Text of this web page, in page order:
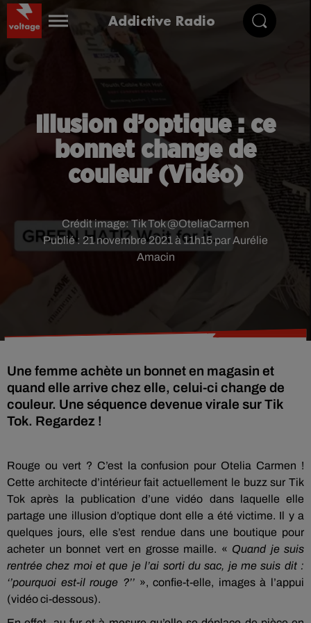
Addictive Radio
Illusion d’optique : ce
bonnet change de
couleur (Vidéo)
Publié : 21 novembre 2021 à 11h15 par Aurélie
Amacin
Crédit image:Tik Tok @OteliaCarmen
Une femme achète un bonnet en magasin et
quand elle arrive chez elle, celui-ci change de
couleur. Une séquence devenue virale sur Tik
Tok. Regardez !
Rouge ou vert ? C’est la confusion pour Otelia Carmen !
Cette architecte d’intérieur fait actuellement le buzz sur Tik
Tok après la publication d’une vidéo dans laquelle elle
partage une illusion d’optique dont elle a été victime. Il y a
quelques jours, elle s’est rendue dans une boutique pour
acheter un bonnet vert en grosse maille. « Quand je suis
rentrée chez moi et que je l’ai sorti du sac, je me suis dit :
‘’pourquoi est-il rouge ?’’ », confie-t-elle, images à l’appui
(vidéo ci-dessous).